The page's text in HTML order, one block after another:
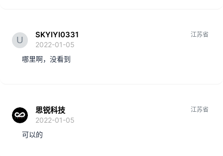
SKYIYI0331
2022-01-05
江苏省
哪里啊，没看到
思锐科技
2022-01-05
江苏省
可以的